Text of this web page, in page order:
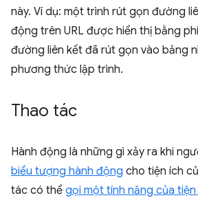
này. Ví dụ: một trình rút gọn đường
động trên URL được hiển thị bằng
đường liên kết đã rút gọn vào bảng
phương thức lập trình.
Thao tác
Hành động là những gì xảy ra khi
biểu tượng hành động cho tiện ích
tác có thể gọi một tính năng của tiện